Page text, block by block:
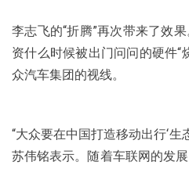
李志飞的“折腾”再次带来了效
资什么时候被出门问问的硬件“
众汽车集团的视线。
“大众要在中国打造移动出行‘生
苏伟铭表示。随着车联网的发